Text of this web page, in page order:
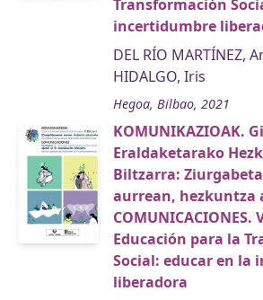
Transformación
incertidumbre
DEL RÍO MARTÍNEZ,
HIDALGO, Iris
Hegoa, Bilbao, 2021
KOMUNIKAZIOAK.
Eraldaketarako
Biltzarra:
aurrean, hezkuntza
COMUNICACIONES.
Educación para la
Social: educar en la
liberadora